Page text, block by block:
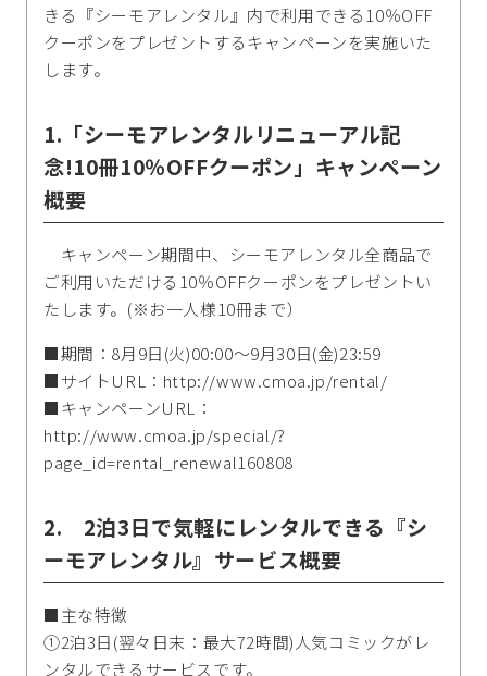
きる『シーモアレンタル』内で利用できる10％OFF
クーポンをプレゼントするキャンペーンを実施いた
します。
1.「シーモアレンタルリニューアル記
念!10冊10％OFFクーポン」キャンペーン
概要
キャンペーン期間中、シーモアレンタル全商品で
ご利用いただける10％OFFクーポンをプレゼントい
たします。(※お一人様10冊まで）
■期間：8月9日(火)00:00～9月30日(金)23:59
■サイトURL：http://www.cmoa.jp/rental/
■キャンペーンURL：
http://www.cmoa.jp/special/?
page_id=rental_renewal160808
2. 2泊3日で気軽にレンタルできる『シ
ーモアレンタル』サービス概要
■主な特徴
①2泊3日(翌々日末：最大72時間)人気コミックがレ
ンタルできるサービスです。